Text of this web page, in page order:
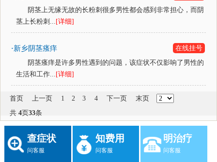
阴茎上无缘无故的长粉刺很多男性都会感到非常担心，而阴
茎上长粉刺... [详细]
·新乡阴茎瘙痒
在线挂号
阴茎瘙痒是许多男性遇到的问题，该症状不仅影响了男性的
生活和工作... [详细]
首页 上一页 1 2 3 4 下一页
末页
共 4页33条
查症状
问客服
知费用
问客服
明治疗
问客服